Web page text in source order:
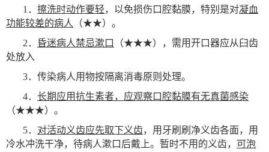
1 ． 擦洗时动作要轻，以免损伤口腔黏膜，特别是对凝血
功能较差的病人
（★★）。
2． 昏迷病人禁忌漱口
（★★★），需用开口器应从臼齿
处放入
3．传染病人用物按隔离消毒原则处理。
4． 长期应用抗生素者，应观察口腔黏膜有无真菌感染
（★★★）。
5． 对活动义齿应先取下义齿，用牙刷刷净义齿各面，用
冷水冲洗干净，待病人漱口后戴上。暂时不用的义齿， 可泡